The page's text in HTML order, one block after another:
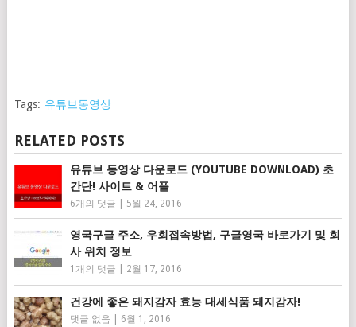
Tags: 유튜브동영상
RELATED POSTS
유튜브 동영상 다운로드 (YOUTUBE DOWNLOAD) 초
간단! 사이트 & 어플
6개의 댓글 5월 24, 2016
영국구글 주소, 우회접속방법, 구글영국 바로가기 및 회
사 위치 정보
1개의 댓글 2월 17, 2016
건강에 좋은 돼지감자 효능 대세식품 돼지감자!
댓글 없음 6월 1, 2016